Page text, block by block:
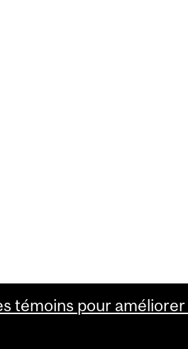
témoins pour